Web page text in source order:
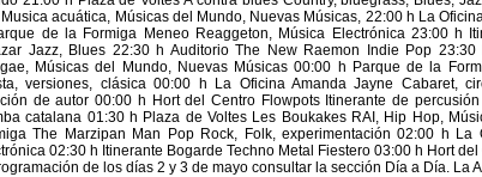
Musica acuática, Músicas del Mundo, Nuevas Músicas, 22:00 h La
de la Formiga Meneo Reaggeton, Música Electrónica 23:00 h
Jazz, Blues 22:30 h Auditorio The New Raemon Indie Pop
Músicas del Mundo, Nuevas Músicas 00:00 h Parque de la
versiones, clásica 00:00 h La Oficina Amanda Jayne Cabaret,
de autor 00:00 h Hort del Centro Flowpots Itinerante de
catalana 01:30 h Plaza de Voltes Les Boukakes RAI, Hip Hop,
The Marzipan Man Pop Rock, Folk, experimentación 02:00 h La
02:30 h Itinerante Bogarde Techno Metal Fiestero 03:00 h Hort
de los días 2 y 3 de mayo consultar la sección Día a Día. La